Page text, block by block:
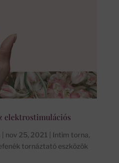
elektrostimulációs
nov 25, 2021 Intim torna,
tornáztató eszközök